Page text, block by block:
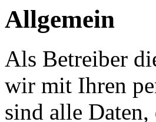
Allgemein
Als Betreiber
wir mit Ihren
sind alle Daten,